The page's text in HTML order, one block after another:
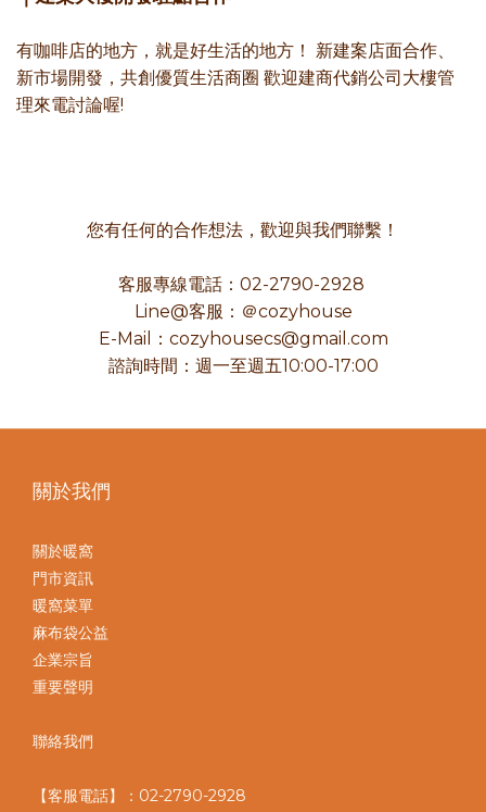
有咖啡店的地方，就是好生活的地方！ 新建案店面合作、
新市場開發，共創優質生活商圈 歡迎建商代銷公司大樓管
理來電討論喔!
您有任何的合作想法，歡迎與我們聯繫！
客服專線電話：02-2790-2928
Line@客服：＠cozyhouse
E-Mail：cozyhousecs@gmail.com
諮詢時間：週一至週五10:00-17:00
關於我們
關於暖窩
門市資訊
暖窩菜單
麻布袋公益
企業宗旨
重要聲明
聯絡我們
【客服電話】：02-2790-2928